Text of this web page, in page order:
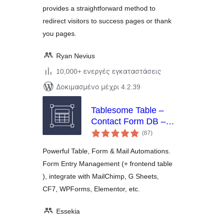
provides a straightforward method to
redirect visitors to success pages or thank
you pages.
Ryan Nevius
10,000+ ενεργές εγκαταστάσεις
Δοκιμασμένο μέχρι 4.2.39
Tablesome Table –
Contact Form DB –
WPForms, CF7,
Fluent
(87αξιολογήσεις
σύνολο
)
Powerful Table, Form & Mail Automations.
Form Entry Management (+ frontend table
), integrate with MailChimp, G Sheets,
CF7, WPForms, Elementor, etc.
Essekia